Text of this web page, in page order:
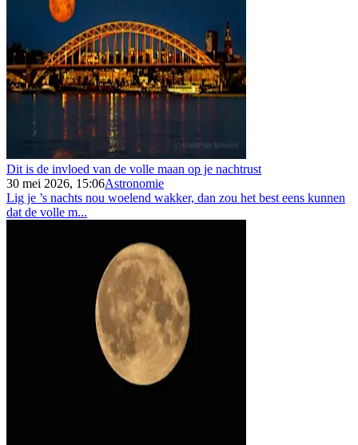
Dit is de invloed van de volle maan op je nachtrust
30 mei 2026, 15:06Astronomie
Lig je ’s nachts nou woelend wakker, dan zou het best eens kunnen
dat de volle m...